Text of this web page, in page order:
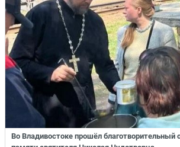
Во Владивостоке прошёл благотворительный